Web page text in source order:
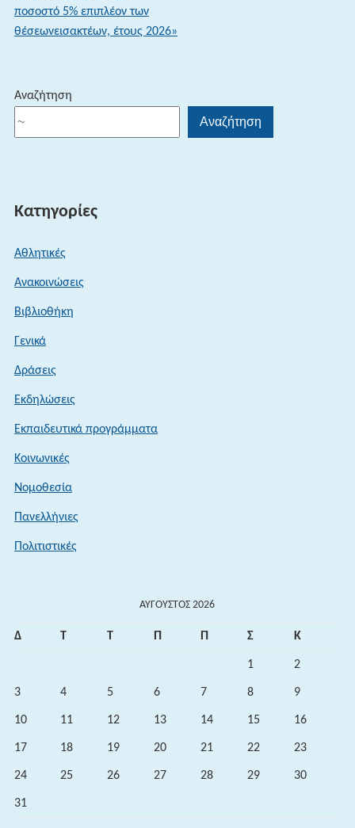
ποσοστό 5% επιπλέον των
θέσεωνεισακτέων, έτους 2026»
Αναζήτηση
Αναζήτηση
Κατηγορίες
Αθλητικές
Ανακοινώσεις
Βιβλιοθήκη
Γενικά
Δράσεις
Εκδηλώσεις
Εκπαιδευτικά προγράμματα
Κοινωνικές
Νομοθεσία
Πανελλήνιες
Πολιτιστικές
ΑΎΓΟΥΣΤΟΣ 2026
Δ Τ Τ Π Π Σ Κ
1 2
3 4 5 6 7 8 9
10 11 12 13 14 15 16
17 18 19 20 21 22 23
24 25 26 27 28 29 30
31